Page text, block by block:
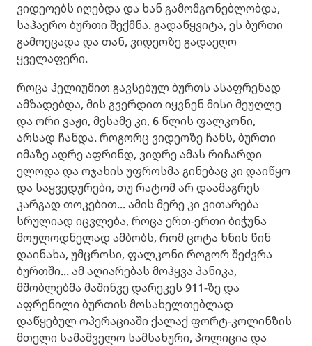
ვიდეოებს იღებდა და ხან გამომგონებლობდა,
საჰაერო ბურთი შექმნა. გადაწყვიტა, ეს ბურთი
გამოეცადა და თან, ვიდეოზე გადაეღო
ყველაფერი.
როცა ჰელიუმით გავსებულ ბურთს ასაფრენად
ამზადებდა, მის გვერდით იყვნენ მისი მეუღლე
და ორი ვაჟი, მესამე კი, 6 წლის ფალკონი,
არსად ჩანდა. როგორც ვიდეოზე ჩანს, ბურთი
იმაზე ადრე აფრინდ, ვიდრე ამას რიჩარდი
ელოდა და ოჯახის უფროსმა გინებაც კი დაიწყო
და საყვედურები, თუ რატომ არ დაამაგრეს
კარგად თოკებით... ამის მერე კი ვითარება
სრულიად იცვლება, როცა ერთ-ერთი ბიჭუნა
მოულოდნელად ამბობს, რომ ცოტა ხნის წინ
დაინახა, უმცროსი, ფალკონი როგორ შეძვრა
ბურთში... ამ აღიარებას მოჰყვა პანიკა,
მშობლებმა მაშინვე დარეკეს 911-ზე და
აფრენილი ბურთის მოსახელთებლად
დაწყებულ ოპერაციაში ქალაქ ფორტ-კოლინზის
მთელი სამაშველო სამსახური, პოლიცია და